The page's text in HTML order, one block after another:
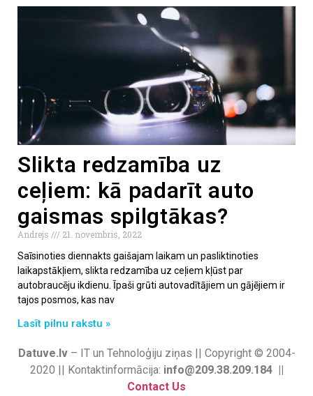
Slikta redzamība uz
ceļiem: kā padarīt auto
gaismas spilgtākas?
Andrejs
21. novembris, 2022
Saīsinoties diennakts gaišajam laikam un pasliktinoties
laikapstākļiem, slikta redzamība uz ceļiem kļūst par
autobraucēju ikdienu. Īpaši grūti autovadītājiem un gājējiem ir
tajos posmos, kas nav
Lasīt pilnu rakstu »
Datuve.lv– IT un Tehnoloģiju ziņas || Copyright © 2004-
2020 || Kontaktinformācija: info@209.38.209.184 ||
Contact Us